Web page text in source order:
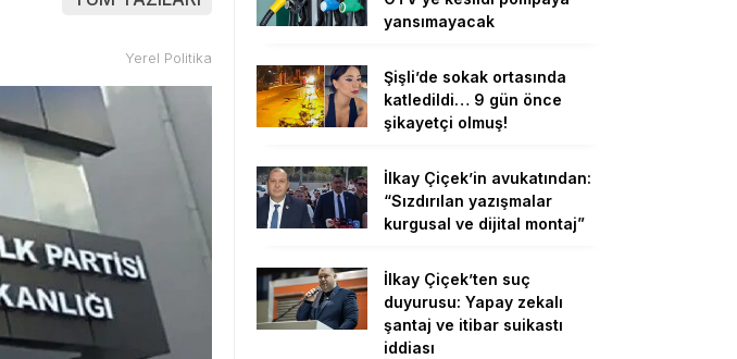
Yerel Politika
yansımayacak
Şişli’de sokak ortasında
katledildi… 9 gün önce
şikayetçi olmuş!
İlkay Çiçek’in avukatından:
“Sızdırılan yazışmalar
kurgusal ve dijital montaj”
İlkay Çiçek’ten suç
duyurusu: Yapay zekalı
şantaj ve itibar suikastı
iddiası